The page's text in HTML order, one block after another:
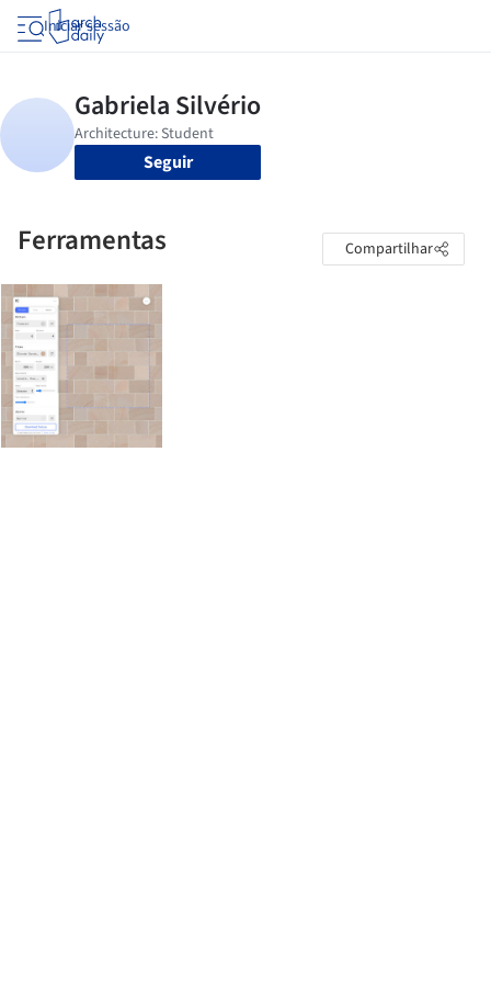
Iniciar sessão
Seguir
Ferramentas Compartilhar